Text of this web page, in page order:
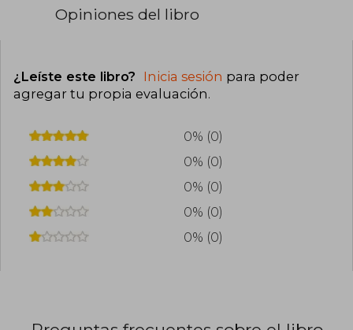
Opiniones del libro
¿Leíste este libro? Inicia sesión para poder
agregar tu propia evaluación.
0% (0)
0% (0)
0% (0)
0% (0)
0% (0)